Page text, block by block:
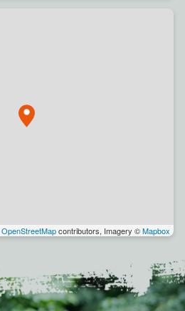
OpenStreetMapcontributors, Imagery ©Mapbox